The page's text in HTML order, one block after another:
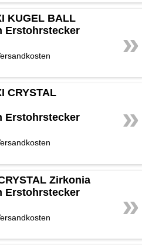
»
KUGEL BALL
Erstohrstecker
»
CRYSTAL
Erstohrstecker
»
Zirkonia
Erstohrstecker